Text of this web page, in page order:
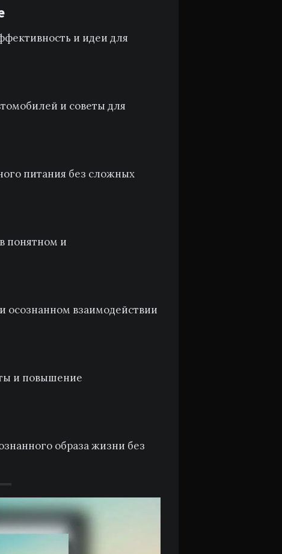
и идеи для
и советы для
питания без сложных
понятном и
взаимодействии
и повышение
образа жизни без